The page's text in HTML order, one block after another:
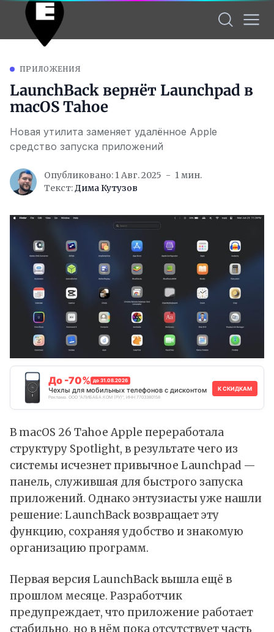
ПРИЛОЖЕНИЯ
LaunchBack вернёт Launchpad в
macOS Tahoe
Новая утилита заменяет удалённое Apple
средство запуска приложений
Опубликовано: 1 Авг. 2025
1 мин.
Текст:Дима Кутузов
До -70% до 31.08.2026
Чехлы для мобильных телефонов с дисконтом
Реклама. ООО "АЛИБАБА.КОМ (РУ)", ИНН 7703380158
К СКИДКАМ
В macOS 26 Tahoe Apple переработала
структуру Spotlight, в результате чего из
системы исчезнет привычное Launchpad —
панель, служившая для быстрого запуска
приложений. Однако энтузиасты уже нашли
решение: LaunchBack возвращает эту
функцию, сохраняя удобство и знакомую
организацию программ.
Первая версия LaunchBack вышла ещё в
прошлом месяце. Разработчик
предупреждает, что приложение работает
стабильно, но в нём пока отсутствует часть